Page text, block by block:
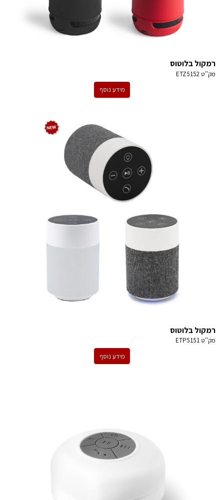
רמקול בלוטוס
מק''טETZ5152
מידע נוסף
רמקול בלוטוס
מק''טETP5151
מידע נוסף